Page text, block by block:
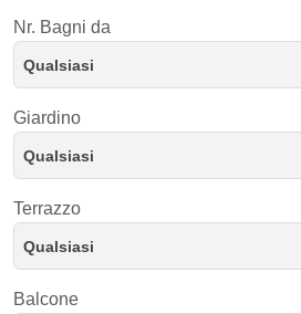
Nr. Bagni da
Qualsiasi
Giardino
Qualsiasi
Terrazzo
Qualsiasi
Balcone